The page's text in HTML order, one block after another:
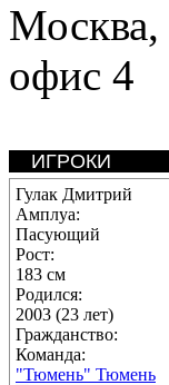
Москва,
офис 4
ИГРОКИ
Гулак Дмитрий
Амплуа:
Пасующий
Рост:
183 см
Родился:
2003 (23 лет)
Гражданство:
Команда:
"Тюмень" Тюмень